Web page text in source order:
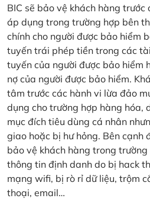
BIC sẽ bảo vệ khách hàng
áp dụng trong trường hợp bên
chính cho người được bảo hiểm
tuyến trái phép tiền trong các
tuyến của người được bảo hiểm
nợ của người được bảo hiểm.
tâm trước các hành vi lừa đảo
dụng cho trường hợp hàng hóa,
mục đích tiêu dùng cá nhân
giao hoặc bị hư hỏng. Bên cạnh
bảo vệ khách hàng trong
thông tin định danh do bị hack
mạng wifi, bị rò rỉ dữ liệu, trộm
thoại, email…